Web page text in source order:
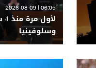
06:05 | 2026-08-09
وسلوفينيا